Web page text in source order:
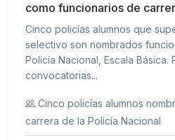
como funcionarios de
Cinco policías alumnos que
selectivo son nombrados
Policía Nacional, Escala Básica.
convocatorias...
Cinco policías alumnos
carrera de la Policía Nacional